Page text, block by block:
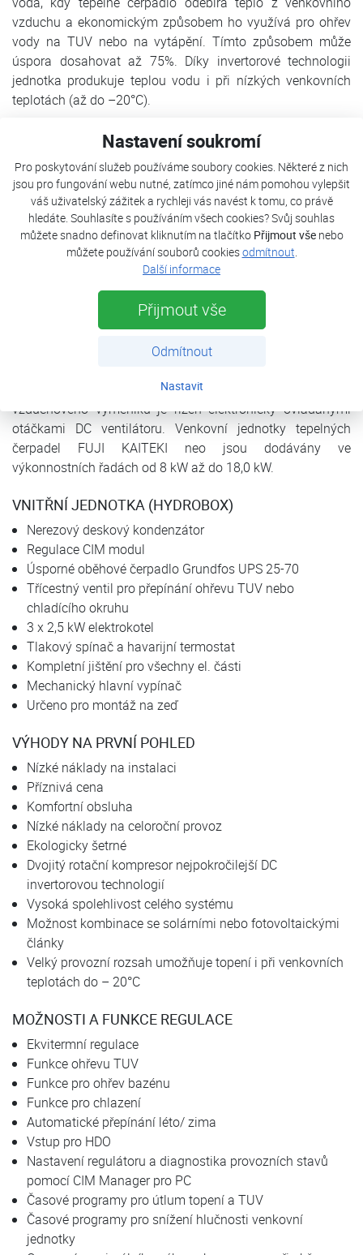
Nastavení soukromí
Pro poskytování služeb používáme soubory cookies. Některé z nich
jsou pro fungování webu nutné, zatímco jiné nám pomohou vylepšit
váš uživatelský zážitek a rychleji vás navést k tomu, co právě
hledáte. Souhlasíte s používáním všech cookies? Svůj souhlas
můžete snadno definovat kliknutím na tlačítko Přijmout všenebo
můžete používání souborů cookiesodmítnout.
Další informace
Přijmout vše
Odmítnout
Nastavit
vzduchu a ekonomickým způsobem ho využívá pro ohřev
vody na TUV nebo na vytápění. Tímto způsobem může
úspora dosahovat až 75%. Díky invertorové technologii
jednotka produkuje teplou vodu i při nízkých venkovních
teplotách (až do –20°C).
Tepelné čerpadlo FUJI KAITEKI neo se skládá ze dvou dílů:
venkovní jednotky, která obsahuje kompresor
s invertorovou technologií a z vnitřní jednotky, která v sobě
zahrnuje výměník , elektrokotel, oběhové čerpadlo a
automatiku. Tyto dvě části jsou mezi sebou propojeny
měděným potrubím s chladivem R410A a elektrickým
VENKOVNÍ JEDNOTKA
Venkovní jednotka tepelného čerpadla
využívá nejmodernější invertorové technologie a
inteligentního procesorového řízení. Základním prvkem
kompresor s DC invertorovou technologií. Výkon
vzduchového výměníku je řízen elektronicky ovládanými
otáčkami DC ventilátoru. Venkovní jednotky tepelných
čerpadel FUJI KAITEKI neo jsou dodávány ve
výkonnostních řadách od 8 kW až do 18,0 kW.
VNITŘNÍ JEDNOTKA (HYDROBOX)
Nerezový deskový kondenzátor
Regulace CIM modul
Úsporné oběhové čerpadlo Grundfos UPS 25-70
Třícestný ventil pro přepínání ohřevu TUV nebo
chladícího okruhu
3 x 2,5 kW elektrokotel
Tlakový spínač a havarijní termostat
Kompletní jištění pro všechny el. části
Mechanický hlavní vypínač
Určeno pro montáž na zeď
VÝHODY NA PRVNÍ POHLED
Nízké náklady na instalaci
Příznivá cena
Komfortní obsluha
Nízké náklady na celoroční provoz
Ekologicky šetrné
Dvojitý rotační kompresor nejpokročilejší DC
invertorovou technologií
Vysoká spolehlivost celého systému
Možnost kombinace se solárními nebo fotovoltaickými
články
Velký provozní rozsah umožňuje topení i při venkovních
teplotách do – 20°C
MOŽNOSTI A FUNKCE REGULACE
Ekvitermní regulace
Funkce ohřevu TUV
Funkce pro ohřev bazénu
Funkce pro chlazení
Automatické přepínání léto/ zima
Vstup pro HDO
Nastavení regulátoru a diagnostika provozních stavů
pomocí CIM Manager pro PC
Časové programy pro útlum topení a TUV
Časové programy pro snížení hlučnosti venkovní
jednotky